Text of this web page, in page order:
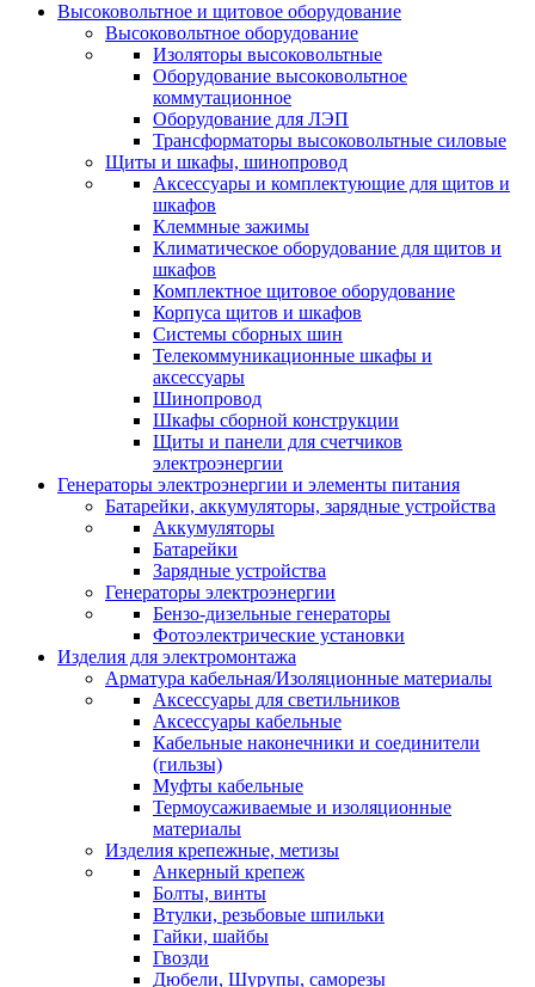
Высоковольтное и щитовое оборудование
Высоковольтное оборудование
Изоляторы высоковольтные
Оборудование высоковольтное
коммутационное
Оборудование для ЛЭП
Трансформаторы высоковольтные силовые
Щиты и шкафы, шинопровод
Аксессуары и комплектующие для щитов и
шкафов
Клеммные зажимы
Климатическое оборудование для щитов и
шкафов
Комплектное щитовое оборудование
Корпуса щитов и шкафов
Системы сборных шин
Телекоммуникационные шкафы и
аксессуары
Шинопровод
Шкафы сборной конструкции
Щиты и панели для счетчиков
электроэнергии
Генераторы электроэнергии и элементы питания
Батарейки, аккумуляторы, зарядные устройства
Аккумуляторы
Батарейки
Зарядные устройства
Генераторы электроэнергии
Бензо-дизельные генераторы
Фотоэлектрические установки
Изделия для электромонтажа
Арматура кабельная/Изоляционные материалы
Аксессуары для светильников
Аксессуары кабельные
Кабельные наконечники и соединители
(гильзы)
Муфты кабельные
Термоусаживаемые и изоляционные
материалы
Изделия крепежные, метизы
Анкерный крепеж
Болты, винты
Втулки, резьбовые шпильки
Гайки, шайбы
Гвозди
Дюбели, Шурупы, саморезы